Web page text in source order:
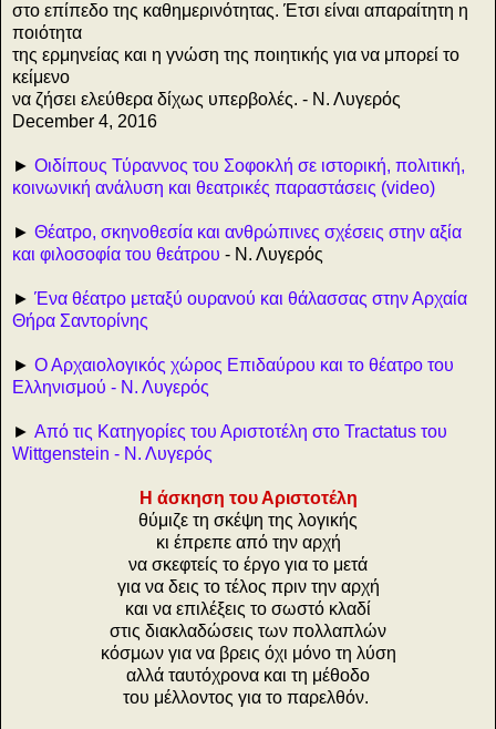
στο επίπεδο της καθημερινότητας. Έτσι είναι απαραίτητη η
ποιότητα
της ερμηνείας και η γνώση της ποιητικής για να μπορεί το
κείμενο
να ζήσει ελεύθερα δίχως υπερβολές. - Ν. Λυγερός
December 4, 2016
► Οιδίπους Τύραννος του Σοφοκλή σε ιστορική, πολιτική,
κοινωνική ανάλυση και θεατρικές παραστάσεις (video)
► Θέατρο, σκηνοθεσία και ανθρώπινες σχέσεις στην αξία
και φιλοσοφία του θεάτρου - Ν. Λυγερός
► Ένα θέατρο μεταξύ ουρανού και θάλασσας στην Αρχαία
Θήρα Σαντορίνης
► Ο Αρχαιολογικός χώρος Επιδαύρου και το θέατρο του
Ελληνισμού - Ν. Λυγερός
► Από τις Κατηγορίες του Αριστοτέλη στο Tractatus του
Wittgenstein - Ν. Λυγερός
Η άσκηση του Αριστοτέλη
θύμιζε τη σκέψη της λογικής
κι έπρεπε από την αρχή
να σκεφτείς το έργο για το μετά
για να δεις το τέλος πριν την αρχή
και να επιλέξεις το σωστό κλαδί
στις διακλαδώσεις των πολλαπλών
κόσμων για να βρεις όχι μόνο τη λύση
αλλά ταυτόχρονα και τη μέθοδο
του μέλλοντος για το παρελθόν.